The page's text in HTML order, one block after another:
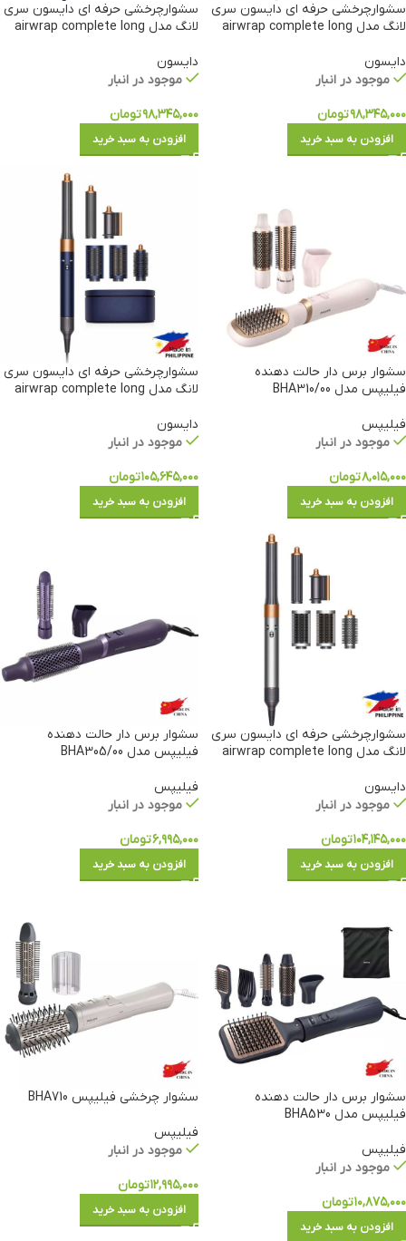
سشوارچرخشی حرفه ای دایسون سری
لانگ مدل airwrap complete long
دایسون
موجود در انبار
۹۸,۳۴۵,۰۰۰تومان
افزودن به سبد خرید
سشوارچرخشی حرفه ای دایسون سری
لانگ مدل airwrap complete long
دایسون
موجود در انبار
۹۸,۳۴۵,۰۰۰تومان
افزودن به سبد خرید
سشوار برس دار حالت دهنده
فیلیپس مدل BHA310/00
فیلیپس
موجود در انبار
۸,۰۱۵,۰۰۰تومان
افزودن به سبد خرید
سشوارچرخشی حرفه ای دایسون سری
لانگ مدل airwrap complete long
دایسون
موجود در انبار
۱۰۵,۶۴۵,۰۰۰تومان
افزودن به سبد خرید
سشوارچرخشی حرفه ای دایسون سری
لانگ مدل airwrap complete long
دایسون
موجود در انبار
۱۰۴,۱۴۵,۰۰۰تومان
افزودن به سبد خرید
سشوار برس دار حالت دهنده
فیلیپس مدل BHA305/00
فیلیپس
موجود در انبار
۶,۹۹۵,۰۰۰تومان
افزودن به سبد خرید
سشوار برس دار حالت دهنده
فیلیپس مدل BHA530
فیلیپس
موجود در انبار
۱۰,۸۷۵,۰۰۰تومان
افزودن به سبد خرید
سشوار چرخشی فیلیپس BHA710
فیلیپس
موجود در انبار
۱۲,۹۹۵,۰۰۰تومان
افزودن به سبد خرید